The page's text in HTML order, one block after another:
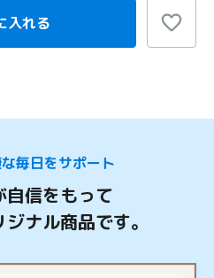
入れる
毎日をサポート
自信をもって
ナル商品です。